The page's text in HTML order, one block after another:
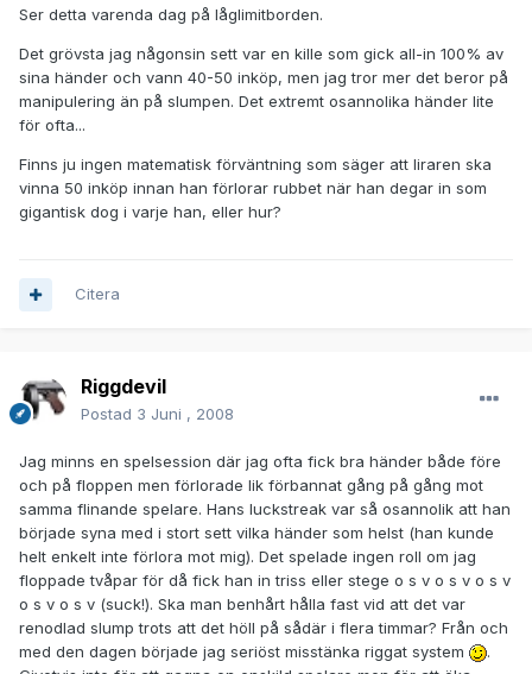
Ser detta varenda dag på låglimitborden.
Det grövsta jag någonsin sett var en kille som gick all-in 100% av
sina händer och vann 40-50 inköp, men jag tror mer det beror på
manipulering än på slumpen. Det extremt osannolika händer lite
för ofta...
Finns ju ingen matematisk förväntning som säger att liraren ska
vinna 50 inköp innan han förlorar rubbet när han degar in som
gigantisk dog i varje han, eller hur?
Citera
Riggdevil
Postad 3 Juni , 2008
Jag minns en spelsession där jag ofta fick bra händer både före
och på floppen men förlorade lik förbannat gång på gång mot
samma flinande spelare. Hans luckstreak var så osannolik att han
började syna med i stort sett vilka händer som helst (han kunde
helt enkelt inte förlora mot mig). Det spelade ingen roll om jag
floppade tvåpar för då fick han in triss eller stege o s v o s v o s v
o s v o s v (suck!). Ska man benhårt hålla fast vid att det var
renodlad slump trots att det höll på sådär i flera timmar? Från och
med den dagen började jag seriöst misstänka riggat system
.